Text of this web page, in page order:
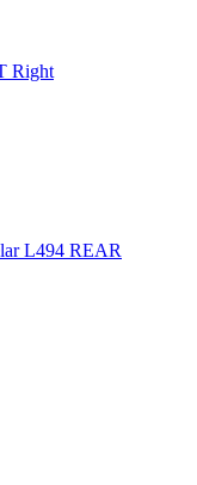
Right
L494 REAR